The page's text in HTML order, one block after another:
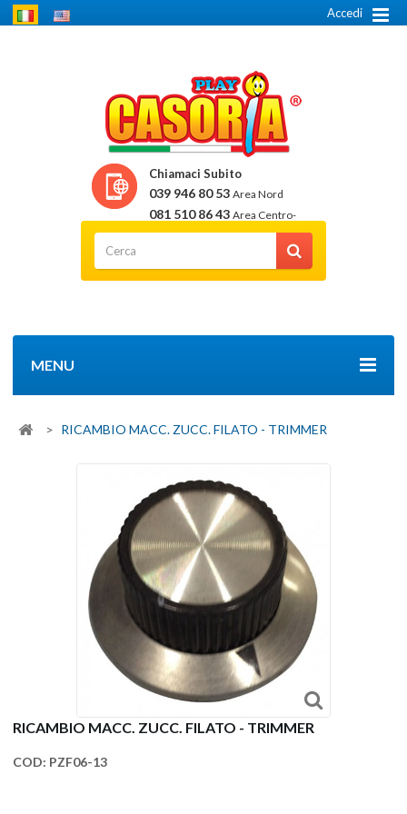
Accedi
Chiamaci Subito
039 946 80 53 Area Nord
081 510 86 43 Area Centro-
Sud
MENU
> RICAMBIO MACC. ZUCC. FILATO - TRIMMER
RICAMBIO MACC. ZUCC. FILATO - TRIMMER
COD: PZF06-13